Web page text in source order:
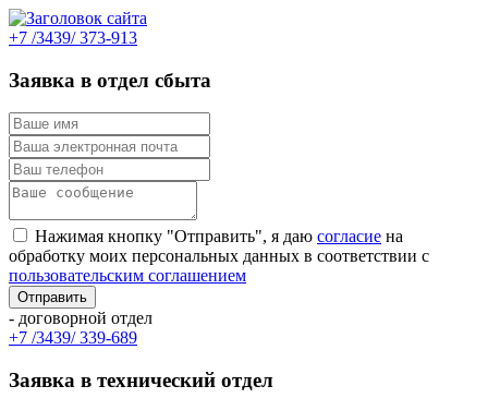
+7 /3439/ 373-913
Заявка в отдел сбыта
Нажимая кнопку "Отправить", я даю согласие на
обработку моих персональных данных в соответствии с
пользовательским соглашением
- договорной отдел
+7 /3439/ 339-689
Заявка в технический отдел